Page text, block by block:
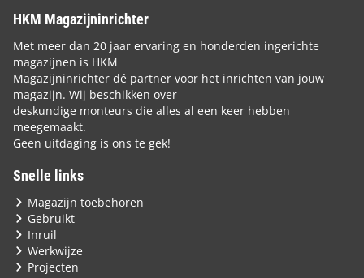
HKM Magazijninrichter
Met meer dan 20 jaar ervaring en honderden ingerichte
magazijnen is HKM
Magazijninrichter dé partner voor het inrichten van jouw
magazijn. Wij beschikken over
deskundige monteurs die alles al een keer hebben
meegemaakt.
Geen uitdaging is ons te gek!
Snelle links
Magazijn toebehoren
Gebruikt
Inruil
Werkwijze
Projecten